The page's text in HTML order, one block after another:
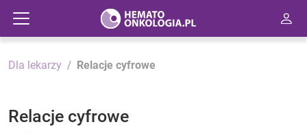
Dla lekarzy Relacje cyfrowe
Relacje cyfrowe